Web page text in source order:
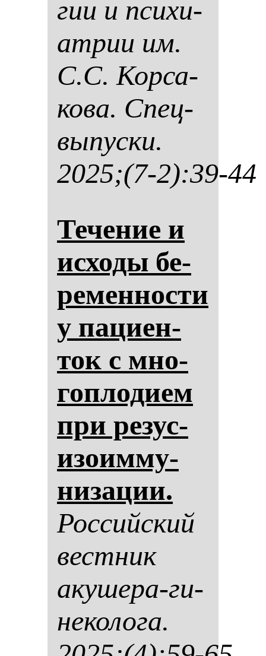
гии и пси­хи­
ат­рии им.
С.С. Кор­са­
ко­ва. Спец­
вы­пус­ки.
2025;(7-2):39-44
Те­че­ние и
ис­хо­ды бе­
ре­мен­нос­ти
у па­ци­ен­
ток с мно­
гоп­ло­ди­ем
при ре­зус-
изо­им­му­
ни­за­ции.
Рос­сий­ский
вес­тник
аку­ше­ра-ги­
не­ко­ло­га.